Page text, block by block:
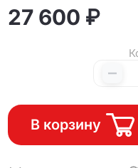
27 600 ₽
В корзину